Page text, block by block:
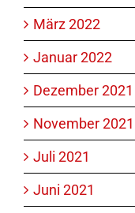
März 2022
Januar 2022
Dezember 2021
November 2021
Juli 2021
Juni 2021